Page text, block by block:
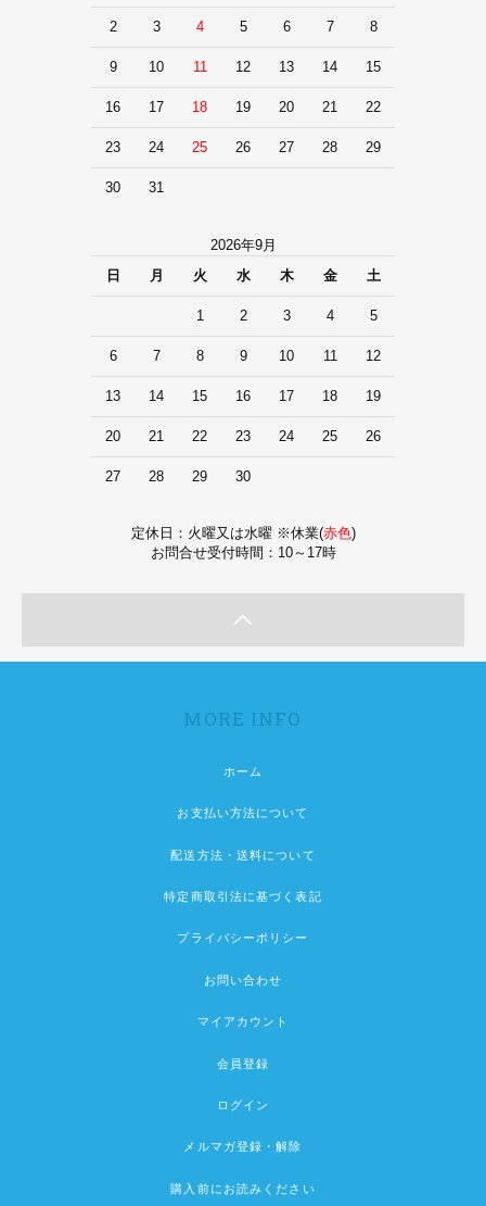
2 3 4 5 6 7 8
9 10 11 12 13 14 15
16 17 18 19 20 21 22
23 24 25 26 27 28 29
30 31
2026年9月
日
月 火 水 木 金 土
1 2 3 4 5
6 7 8 9 10 11 12
13 14 15 16 17 18 19
20 21 22 23 24 25 26
27 28 29 30
定休日：火曜又は水曜 ※休業(赤色)
お問合せ受付時間：10～17時
MORE INFO
ホーム
お支払い方法について
配送方法・送料について
特定商取引法に基づく表記
プライバシーポリシー
お問い合わせ
マイアカウント
会員登録
ログイン
メルマガ登録・解除
購入前にお読みください